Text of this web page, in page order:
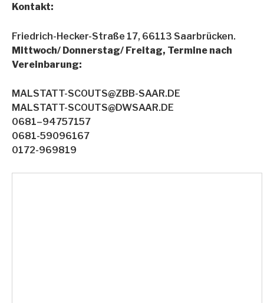
Kontakt:
Friedrich-Hecker-Straße 17, 66113 Saarbrücken.
Mittwoch/ Donnerstag/ Freitag, Termine nach
Vereinbarung:
MALSTATT-SCOUTS@ZBB-SAAR.DE
MALSTATT-SCOUTS@DWSAAR.DE
0681–94757157
0681-59096167
0172-969819